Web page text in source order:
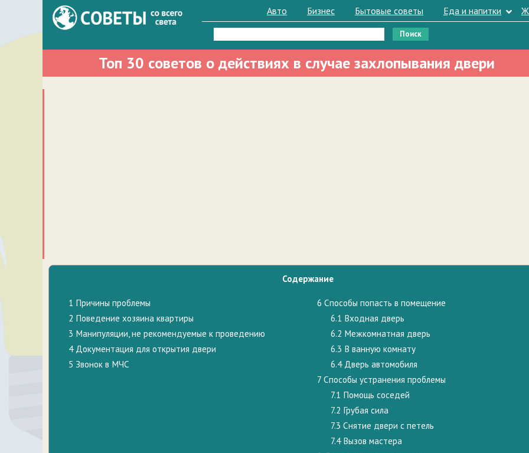
Авто Бизнес Бытовые советы Еда и напитки
Найти:
Топ 30 советов о действиях в случае захлопывания двери
Содержание
1 Причины проблемы
2 Поведение хозяина квартиры
3 Манипуляции, не рекомендуемые к проведению
4Документация для открытия двери
5 Звонок в МЧС
6 Способы попасть в помещение
6.1 Входная дверь
6.2 Межкомнатная дверь
6.3 В ванную комнату
6.4Дверь автомобиля
7Способы устранения проблемы
7.1 Помощь соседей
7.2 Грубая сила
7.3 Снятие двери с петель
7.4Вызов мастера